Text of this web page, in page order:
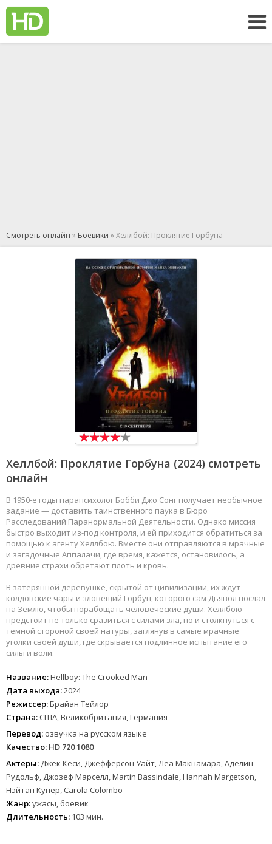
Смотреть онлайн » Боевики » Хеллбой: Проклятие Горбуна
Хеллбой: Проклятие Горбуна (2024) смотреть
онлайн
В 1950-е годы парапсихолог Бобби Джо Сонг получает необычное
задание — доставить таинственного паука в Бюро
Расследований Паранормальной Деятельности. Однако миссия
быстро выходит из-под контроля, и ей приходится обратиться за
помощью к агенту Хеллбою. Вместе они отправляются в мрачные
и загадочные Аппалачи, где время, кажется, остановилось, а
древние страхи обретают плоть и кровь.
В затерянной деревушке, скрытой от цивилизации, их ждут
колдовские чары и зловещий Горбун, которого сам Дьявол послал
на Землю, чтобы порабощать человеческие души. Хеллбою
предстоит не только сразиться с силами зла, но и столкнуться с
темной стороной своей натуры, заглянув в самые мрачные
уголки своей души, где скрывается подлинное испытание его
силы и воли.
Название:Hellboy: The Crooked Man
Дата выхода:2024
Режиссер:Брайан Тейлор
Страна: США, Великобритания, Германия
Перевод: озвучка на русском языке
Качество: HD 720 1080
Актеры: Джек Кеси, Джефферсон Уайт, Леа Макнамара, Аделин
Рудольф, Джозеф Марселл, Martin Bassindale, Hannah Margetson,
Нэйтан Купер, Carola Colombo
Жанр:ужасы, боевик
Длительность: 103 мин.